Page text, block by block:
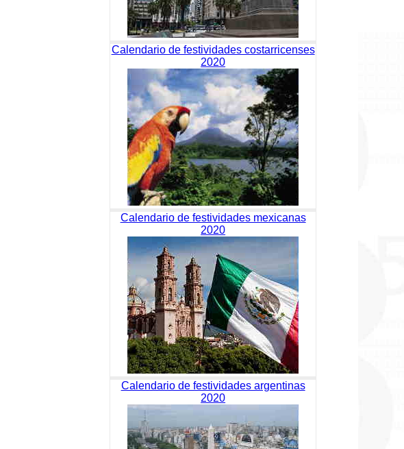
Calendario de festividades costarricenses
2020
Calendario de festividades mexicanas
2020
Calendario de festividades argentinas
2020